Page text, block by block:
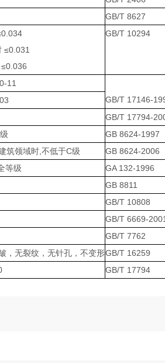
GB/T 8627
GB/T 10294
11
GB/T 17146-
GB/T 17794-
GB 8624-1997
筑领域时,不低于C级
GB 8624-2006
等级
GA 132-1996
GB 8811
GB/T 10808
GB/T 6669-
GB/T 7762
，无裂纹，无针孔，不变形GB/T 16259
GB/T 17794